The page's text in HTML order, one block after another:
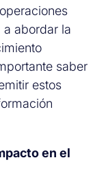
abordar la
saber
estos
en el